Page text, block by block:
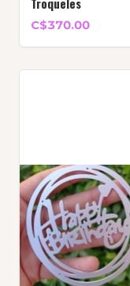
Troqueles
C$370.00